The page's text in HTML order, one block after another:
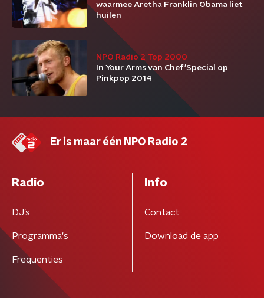
waarmee Aretha Franklin Obama liet
huilen
NPO Radio 2 Top 2000
In Your Arms van Chef'Special op
Pinkpop 2014
Er is maar één NPO Radio 2
Radio
DJ’s
Programma's
Frequenties
Info
Contact
Download de app